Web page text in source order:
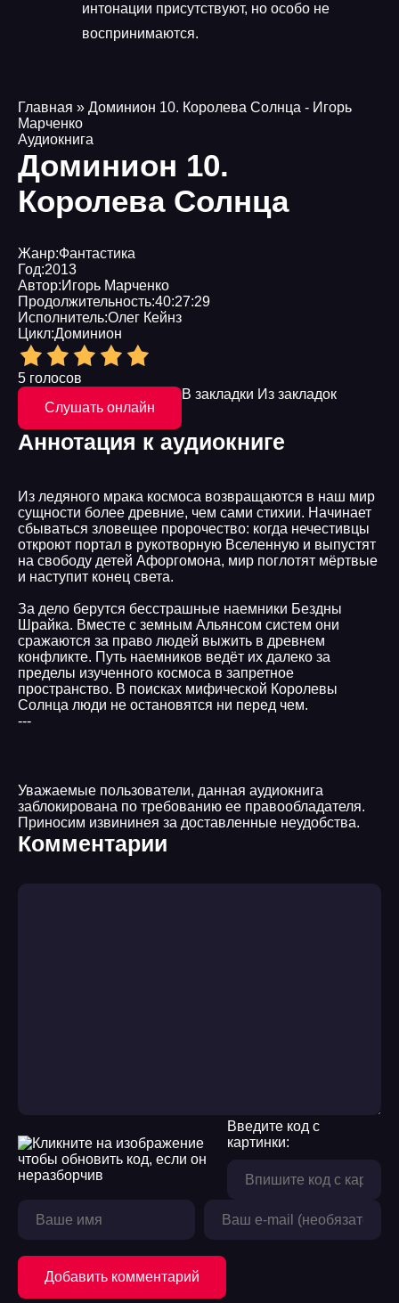
интонации присутствуют, но особо не
воспринимаются.
Главная » Доминион 10. Королева Солнца - Игорь
Марченко
Аудиокнига
Доминион 10.
Королева Солнца
Жанр:Фантастика
Год:2013
Автор:Игорь Марченко
Продолжительность:40:27:29
Исполнитель:Олег Кейнз
Цикл:Доминион
5 голосов
Слушать онлайн
В закладки Из закладок
Аннотация к аудиокниге
Из ледяного мрака космоса возвращаются в наш мир
сущности более древние, чем сами стихии. Начинает
сбываться зловещее пророчество: когда нечестивцы
откроют портал в рукотворную Вселенную и выпустят
на свободу детей Афоргомона, мир поглотят мёртвые
и наступит конец света.
За дело берутся бесстрашные наемники Бездны
Шрайка. Вместе с земным Альянсом систем они
сражаются за право людей выжить в древнем
конфликте. Путь наемников ведёт их далеко за
пределы изученного космоса в запретное
пространство. В поисках мифической Королевы
Солнца люди не остановятся ни перед чем.
---
Уважаемые пользователи, данная аудиокнига
заблокирована по требованию ее правообладателя.
Приносим извининея за доставленные неудобства.
Комментарии
Введите код с
картинки:
Добавить комментарий